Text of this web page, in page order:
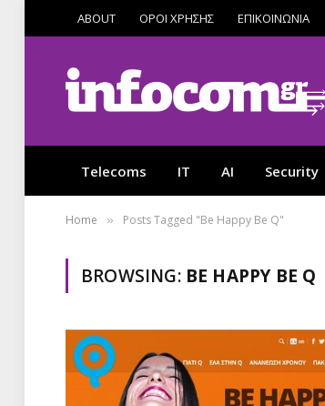
ABOUT ΟΡΟΙ ΧΡΗΣΗΣ ΕΠΙΚΟΙΝΩΝΙΑ
Telecoms IT AI Security
Home » Posts Tagged "Be Happy Be Q"
BROWSING: BE HAPPY BE Q